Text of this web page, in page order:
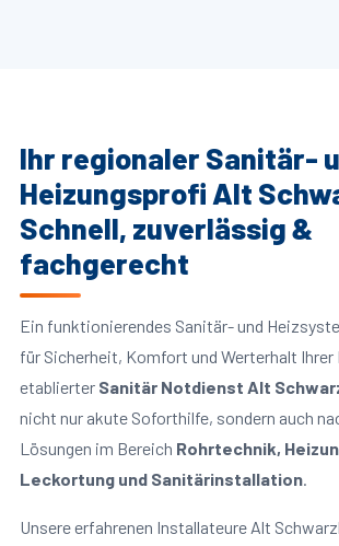
Ihr regionaler Sanitär-
Heizungsprofi Alt
Schnell, zuverlässig &
fachgerecht
Ein funktionierendes Sanitär- und
für Sicherheit, Komfort und Werterhalt Ihrer
etablierter Sanitär Notdienst Alt
nicht nur akute Soforthilfe, sondern auch
Lösungen im Bereich Rohrtechnik,
Leckortung und Sanitärinstallation.
Unsere erfahrenen Installateure Alt